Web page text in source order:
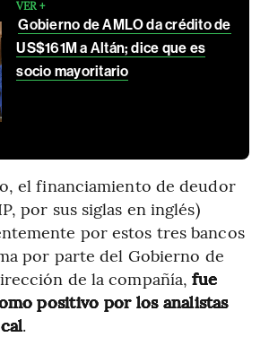
VER +
Gobierno de AMLO da crédito de
US$161M a Altán; dice que es
socio mayoritario
el financiamiento de deudor
por sus siglas en inglés)
por estos tres bancos
por parte del Gobierno de
de la compañía, fue
positivo por los analistas
.